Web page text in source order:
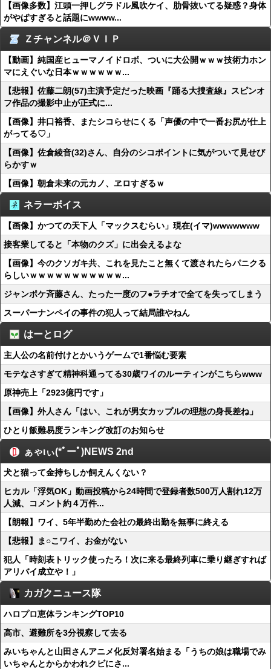
【画像多数】江頭一押しグラドル風吹ケイ、肋骨抜いてる疑惑？身体
がやばすぎると話題にwwww...
Ｚチャンネル＠ＶＩＰ
【動画】純国産ヒューマノイドロボ、ついに大公開ｗｗｗ技術力ホン
マにえぐいな日本ｗｗｗｗｗｗ...
【悲報】佐藤二朗(57)主演予定だった映画『踊る大捜査線』スピンオ
フ作品の撮影中止が正式に...
【画像】井口裕香、またシコらせにくる「声優の中で一番お尻が仕上
がってる♡」
【画像】佐倉綾音(32)さん、自分のシコポイントに気がついて見せび
らかすｗ
【画像】朝倉未来の元カノ、ヱロすぎるｗ
ネラーボイス
【画像】かつての天下人「マックスむらい」現在(イマ)wwwwwww
接客業してると「本物のクズ」に出会えるよな
【画像】今のクソガキ共、これを見たこと無くて渡されたらパニクる
らしいｗｗｗｗｗｗｗｗｗｗｗ...
ジャンポケ斉藤さん、たった一度のフ●ラチオで全てを失ってしまう
スーパーナンペイの事件の犯人って結局誰やねん
はーとログ
主人公の名前付けとかいうゲームで1番悩む要素
モテなさすぎて精神科通ってる30歳ワイのルーティンがこちらwww
原神売上「2923億円です」
【画像】外人さん「はい、これが男女カップルの理想の身長差ね」
ひとり飯難易度ランキング改訂のお知らせ
ぁゃιぃ(*ﾟーﾟ)NEWS 2nd
犬と猫って金持ちしか飼えんくない？
ヒカル「浮気OK」動画投稿から24時間で登録者数500万人割れ12万
人減、コメント約４万件...
【朗報】ワイ、5年半勤めた会社の最終出勤を無事に終える
【悲報】ま○こワイ、お金がない
犯人「時刻表トリック使ったろ！次に来る最終列車に乗り継ぎすれば
アリバイ成立や！」
カガクニュース隊
ハロプロ恵体ランキングTOP10
高市、避難所を3分視察して去る
みいちゃんと山田さんアニメ化反対署名始まる「うちの娘は職場でみ
いちゃんとからかわれクビにさ...